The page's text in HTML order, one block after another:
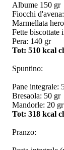
Albume 150 gr
Fiocchi
Marmellata
Fette biscottate
Pera: 140 gr
Tot: 510 kcal
Spuntino:
Pane integrale:
Bresaola: 50 gr
Mandorle: 20 gr
Tot: 318 kcal
Pranzo: